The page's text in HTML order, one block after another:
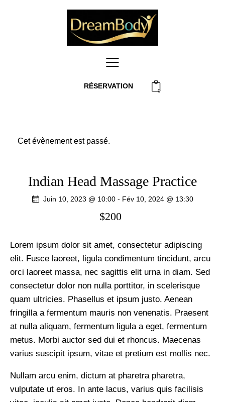
RÉSERVATION
0
Cet évènement est passé.
Indian Head Massage Practice
Juin 10, 2023 @ 10:00- Fév 10, 2024 @ 13:30
$200
Lorem ipsum dolor sit amet, consectetur adipiscing
elit. Fusce laoreet, ligula condimentum tincidunt, arcu
orci laoreet massa, nec sagittis elit urna in diam. Sed
consectetur dolor non nulla porttitor, in scelerisque
quam ultricies. Phasellus et ipsum justo. Aenean
fringilla a fermentum mauris non venenatis. Praesent
at nulla aliquam, fermentum ligula a eget, fermentum
metus. Morbi auctor sed dui et rhoncus. Maecenas
varius suscipit ipsum, vitae et pretium est mollis nec.
Nullam arcu enim, dictum at pharetra pharetra,
vulputate ut eros. In ante lacus, varius quis facilisis